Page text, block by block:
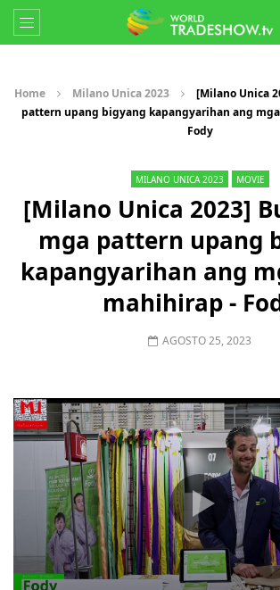
Home Milano Unica 2023
[Milano Unica
pattern upang bigyang kapangyarihan ang
Fody
MILANO UNICA 2023 MOVIE
[Milano Unica 2023]
mga pattern upang
kapangyarihan ang
mahihirap -
AGOSTO 25, 2023